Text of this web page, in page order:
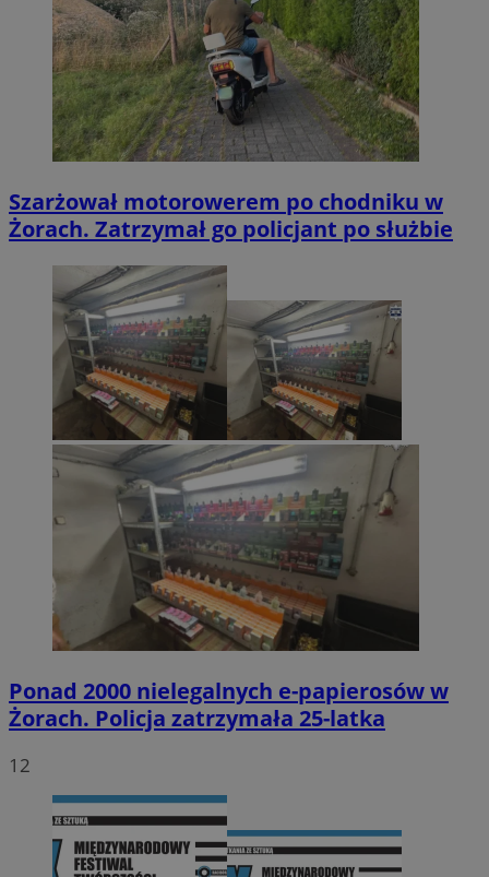
Szarżował motorowerem po chodniku w
Żorach. Zatrzymał go policjant po służbie
Ponad 2000 nielegalnych e-papierosów w
Żorach. Policja zatrzymała 25-latka
12